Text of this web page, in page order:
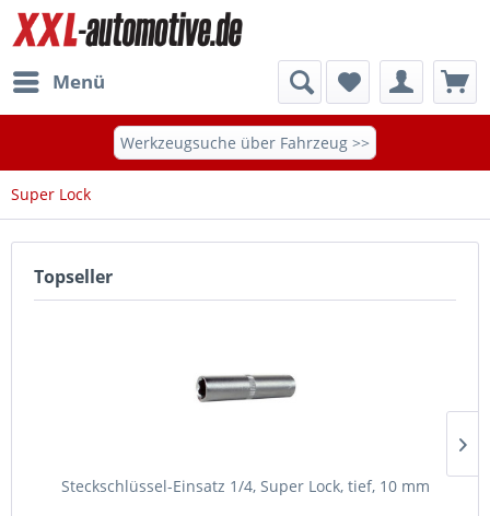
Menü
Werkzeugsuche über Fahrzeug >>
Super Lock
Topseller
Steckschlüssel-Einsatz 1/4, Super Lock, tief, 10 mm